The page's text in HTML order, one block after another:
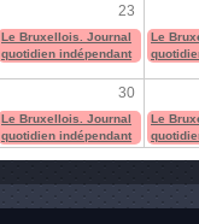
23
Le Bruxellois. Journal
quotidien indépendant
Le
30
Le Bruxellois. Journal
quotidien indépendant
Le